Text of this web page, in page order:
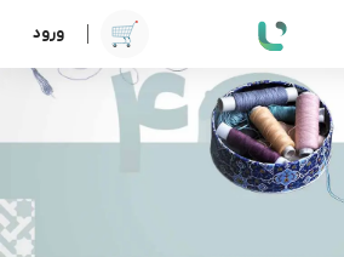
ورود